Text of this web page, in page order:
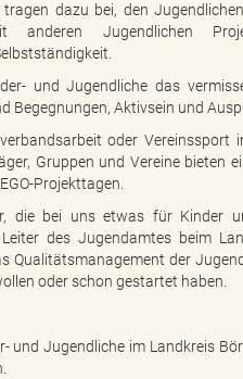
dazu bei, den
anderen Jugendlichen
und Jugendliche das
Begegnungen, Aktivsein und
oder
Gruppen und Vereine bieten
Projekttagen.
die bei uns etwas für Kinder
des Jugendamtes beim
Qualitätsmanagement der
oder schon gestartet haben.
und Jugendliche im Landkreis